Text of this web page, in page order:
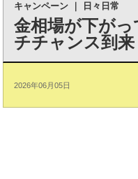
キャンペーン 日々日常
金相場が下が
チチャンス到来
2026年06月05日